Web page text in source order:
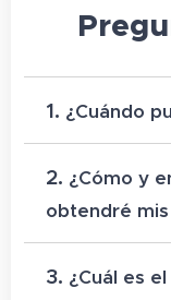
1. ¿Cuándo
que indica
elproceso de
enviaremos por
Aula Virtual,
2. ¿Cómo y
obtendré
enviaremos tus
3. ¿Cuál es